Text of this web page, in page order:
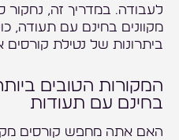
לעבודה. במדריך זה, נחקור
ביתרונות של נטילת קורסים
המקורות הטובים
בחינם עם תעודות
האם אתה מחפש קורסים